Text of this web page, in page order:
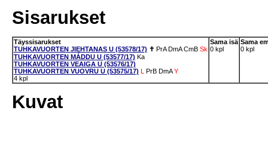
Sisarukset
Täyssisarukset
TUHKAVUORTEN JIEHTANAS U (53578/17) ✝ PrA DmA CmB Sk
TUHKAVUORTEN MÁDDU U (53577/17) Ka
TUHKAVUORTEN VEAIGA U (53576/17)
TUHKAVUORTEN VUOVRU U (53575/17) L PrB DmA Y
4 kpl
Sama isä
0 kpl
Sama
0 kpl
Kuvat